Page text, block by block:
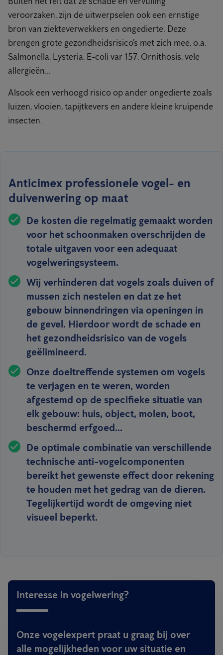
veroorzaken, zijn de uitwerpselen ook een ernstige
bron van ziekteverwekkers en ongedierte. Deze
brengen grote gezondheidsrisico’s met zich mee, o.a.
Salmonella, Lysteria, E-coli var 157, Ornithosis, vele
allergieën...
Alsook een verhoogd risico op ander ongedierte zoals
luizen, vlooien, tapijtkevers en andere kleine kruipende
insecten.
Anticimex professionele vogel- en
duivenwering op maat
De kosten die regelmatig gemaakt worden
voor het schoonmaken overschrijden de
totale uitgaven voor een adequaat
vogelweringsysteem.
Wij verhinderen dat vogels zoals duiven of
mussen zich nestelen en dat ze het
gebouw binnendringen via openingen in
de gevel. Hierdoor wordt de schade en
het gezondheidsrisico van de vogels
geëlimineerd.
Onze doeltreffende systemen om vogels
te verjagen en te weren, worden
afgestemd op de specifieke situatie van
elk gebouw: huis, object, molen, boot,
beschermd erfgoed...
De optimale combinatie van verschillende
technische anti-vogelcomponenten
bereikt het gewenste effect door rekening
te houden met het gedrag van de dieren.
Tegelijkertijd wordt de omgeving niet
visueel beperkt.
Interesse in vogelwering?
Onze vogelexpert praat u graag bij over
alle mogelijkheden voor uw situatie en